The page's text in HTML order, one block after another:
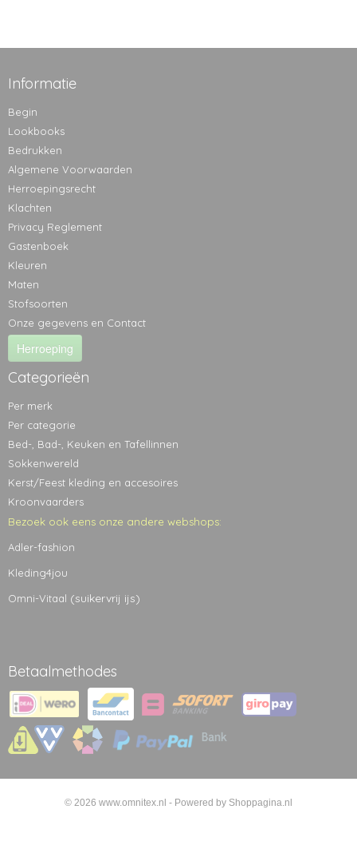
Informatie
Begin
Lookbooks
Bedrukken
Algemene Voorwaarden
Herroepingsrecht
Klachten
Privacy Reglement
Gastenboek
Kleuren
Maten
Stofsoorten
Onze gegevens en Contact
Herroeping
Categorieën
Per merk
Per categorie
Bed-, Bad-, Keuken en Tafellinnen
Sokkenwereld
Kerst/Feest kleding en accesoires
Kroonvaarders
Bezoek ook eens onze andere webshops:
Adler-fashion
Kleding4jou
Omni-Vitaal (suikervrij ijs)
Betaalmethodes
© 2026 www.omnitex.nl - Powered by Shoppagina.nl